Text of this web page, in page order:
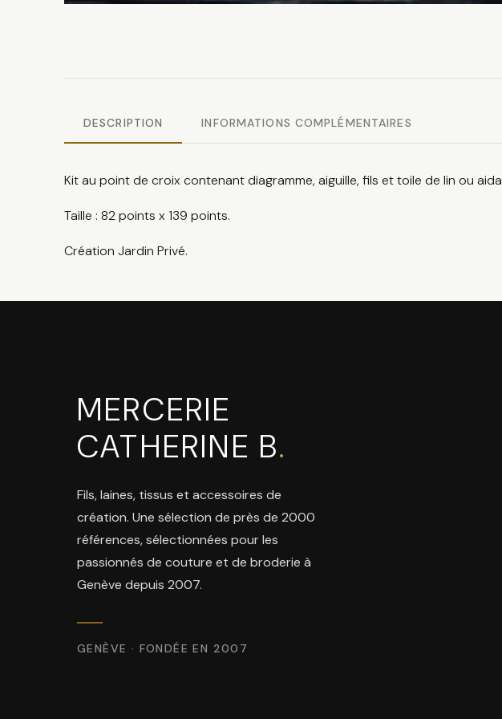
DESCRIPTION INFORMATIONS COMPLÉMENTAIRES
Kit au point de croix contenant diagramme, aiguille, fils et toile de lin ou aida
Taille : 82 points x 139 points.
Création Jardin Privé.
MERCERIE
CATHERINE B.
Fils, laines, tissus et accessoires de
création. Une sélection de près de 2000
références, sélectionnées pour les
passionnés de couture et de broderie à
Genève depuis 2007.
GENÈVE · FONDÉE EN 2007